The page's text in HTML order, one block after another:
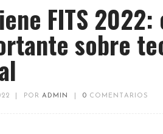
FITS
sobre
POR ADMIN 0 COMENTARIOS